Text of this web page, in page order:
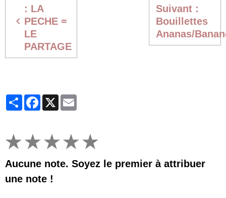
: LA
PECHE =
LE
PARTAGE
Suivant :
Bouillettes
Ananas/
PartagerFacebook
X
★★★★★
Aucune note. Soyez le premier à attribuer
une note !